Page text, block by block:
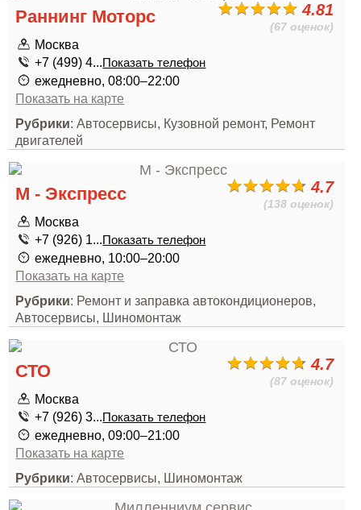
4.81
(67 оценок)
Раннинг Моторс
Москва
+7 (499) 4...Показать телефон
ежедневно, 08:00–22:00
Показать на карте
Рубрики: Автосервисы, Кузовной ремонт, Ремонт
двигателей
4.7
(138 оценок)
М - Экспресс
Москва
+7 (926) 1...Показать телефон
ежедневно, 10:00–20:00
Показать на карте
Рубрики: Ремонт и заправка автокондиционеров,
Автосервисы, Шиномонтаж
4.7
(87 оценок)
СТО
Москва
+7 (926) 3...Показать телефон
ежедневно, 09:00–21:00
Показать на карте
Рубрики: Автосервисы, Шиномонтаж